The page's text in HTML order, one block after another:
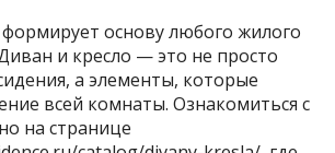
основу любого жилого
и кресло — это не просто
а элементы, которые
всей комнаты. Ознакомиться с
на странице